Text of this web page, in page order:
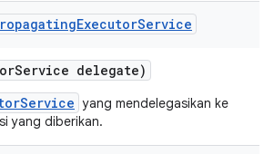
ExecutorService
Service delegate)
yang mendelegasikan ke
yang diberikan.